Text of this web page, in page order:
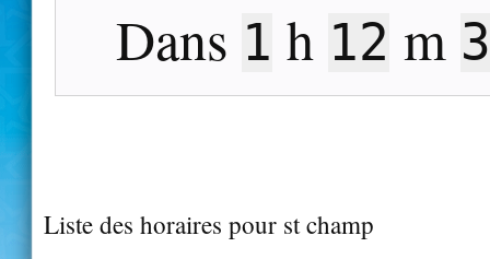
Dans 1 h 12 m
Liste des horaires pour st champ